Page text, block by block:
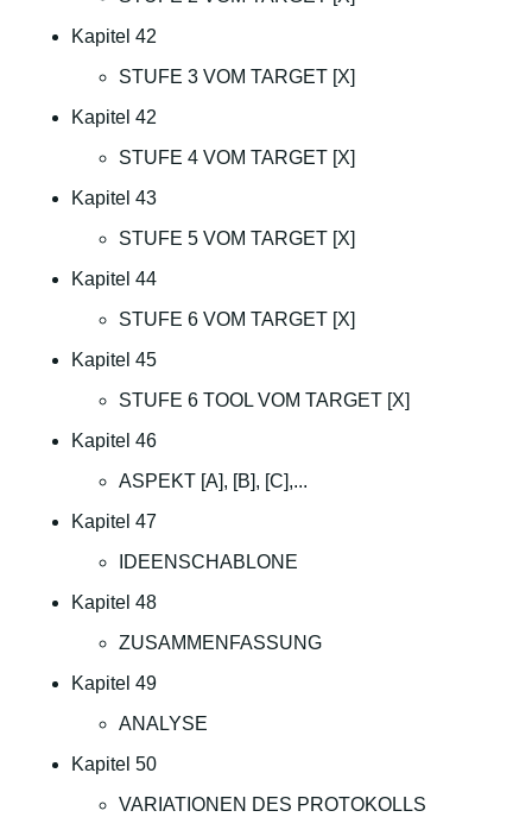
Kapitel 42
STUFE 3 VOM TARGET [X]
Kapitel 42
STUFE 4 VOM TARGET [X]
Kapitel 43
STUFE 5 VOM TARGET [X]
Kapitel 44
STUFE 6 VOM TARGET [X]
Kapitel 45
STUFE 6 TOOL VOM TARGET [X]
Kapitel 46
ASPEKT [A], [B], [C],...
Kapitel 47
IDEENSCHABLONE
Kapitel 48
ZUSAMMENFASSUNG
Kapitel 49
ANALYSE
Kapitel 50
VARIATIONEN DES PROTOKOLLS